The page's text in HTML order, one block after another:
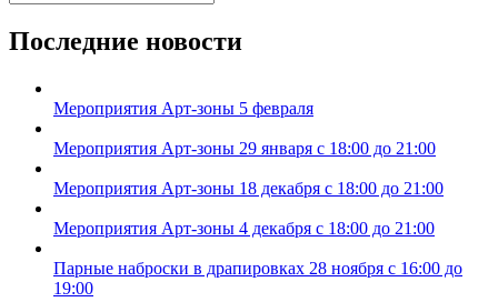
Последние новости
Мероприятия Арт-зоны 5 февраля
Мероприятия Арт-зоны 29 января с 18:00 до 21:00
Мероприятия Арт-зоны 18 декабря с 18:00 до 21:00
Мероприятия Арт-зоны 4 декабря с 18:00 до 21:00
Парные наброски в драпировках 28 ноября с 16:00 до
19:00